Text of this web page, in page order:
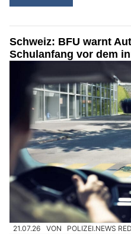
Schweiz: BFU warnt
Schulanfang vor dem
21.07.26 VON POLIZEI.NEWS